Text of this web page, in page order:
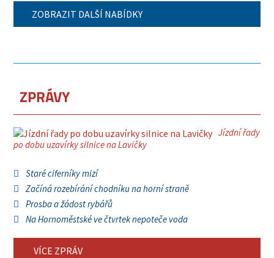
ZOBRAZIT DALŠÍ NABÍDKY
ZPRÁVY
Jízdní řady
po dobu uzavírky silnice na Lavičky
Staré ciferníky mizí
Začíná rozebírání chodníku na horní straně
Prosba a žádost rybářů
Na Hornoměstské ve čtvrtek nepoteče voda
VÍCE ZPRÁV